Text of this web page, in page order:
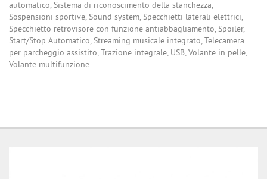
automatico, Sistema di riconoscimento della stanchezza,
Sospensioni sportive, Sound system, Specchietti laterali elettrici,
Specchietto retrovisore con funzione antiabbagliamento, Spoiler,
Start/Stop Automatico, Streaming musicale integrato, Telecamera
per parcheggio assistito, Trazione integrale, USB, Volante in pelle,
Volante multifunzione